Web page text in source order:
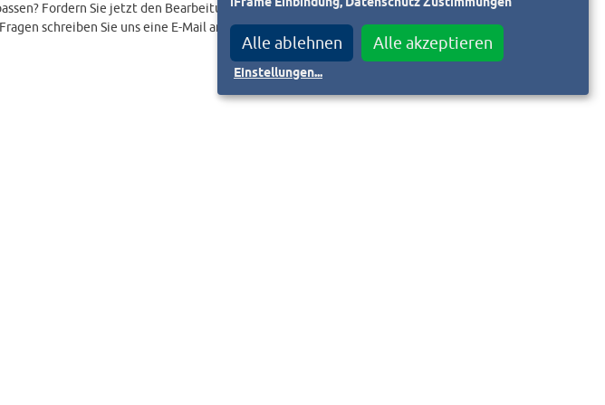
Fordern Sie jetzt den Bearbeitungslink an.
schreiben Sie uns eine E-Mail an
Alle ablehnen Alle akzeptieren
Einstellungen...